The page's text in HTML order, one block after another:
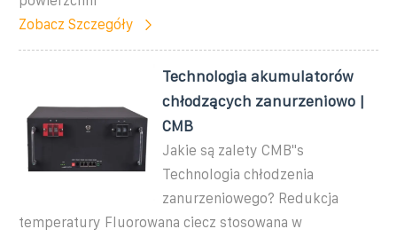
Zobacz Szczegóły
Technologia akumulatorów
chłodzących zanurzeniowo |
CMB
Jakie są zalety CMB''s
Technologia chłodzenia
zanurzeniowego? Redukcja
temperatury Fluorowana ciecz stosowana w